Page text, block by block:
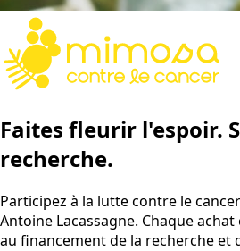
Faites fleurir l'espoir.
recherche.
Participez à la lutte contre le
Antoine Lacassagne. Chaque
au financement de la recherche et